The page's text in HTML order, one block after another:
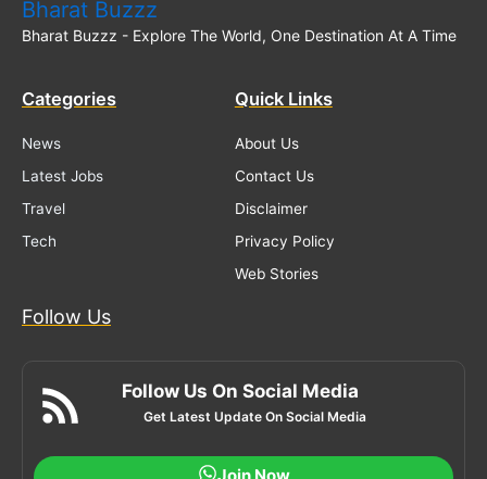
Bharat Buzzz
Bharat Buzzz - Explore The World, One Destination At A Time
Categories
News
Latest Jobs
Travel
Tech
Quick Links
About Us
Contact Us
Disclaimer
Privacy Policy
Web Stories
Follow Us
Follow Us On Social Media
Get Latest Update On Social Media